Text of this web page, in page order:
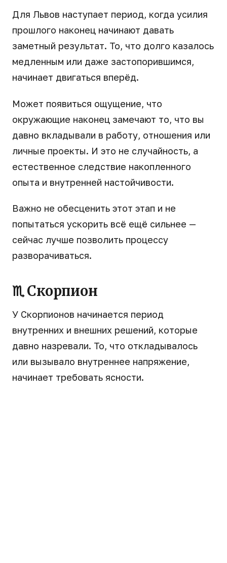
Для Львов наступает период, когда усилия
прошлого наконец начинают давать
заметный результат. То, что долго казалось
медленным или даже застопорившимся,
начинает двигаться вперёд.
Может появиться ощущение, что
окружающие наконец замечают то, что вы
давно вкладывали в работу, отношения или
личные проекты. И это не случайность, а
естественное следствие накопленного
опыта и внутренней настойчивости.
Важно не обесценить этот этап и не
попытаться ускорить всё ещё сильнее —
сейчас лучше позволить процессу
разворачиваться.
♏ Скорпион
У Скорпионов начинается период
внутренних и внешних решений, которые
давно назревали. То, что откладывалось
или вызывало внутреннее напряжение,
начинает требовать ясности.